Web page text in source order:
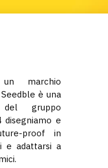
un marchio
è una
gruppo
disegniamo e
proof in
e adattarsi a